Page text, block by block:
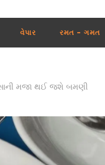
વેપાર રમત – ગમત
મજા થઈ જશે બમણી